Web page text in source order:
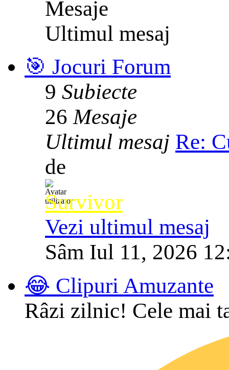
Mesaje
Ultimul mesaj
🎯 Jocuri Forum
9 Subiecte
26 Mesaje
Ultimul mesaj Re:
de
Survivor
Vezi ultimul mesaj
Sâm Iul 11, 2026
😂 Clipuri Amuzante
Râzi zilnic! Cele mai